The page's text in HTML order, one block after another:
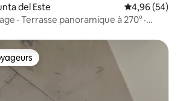
del Este Évaluation
4,96 (54)
· Terrasse panoramique à 270° ·